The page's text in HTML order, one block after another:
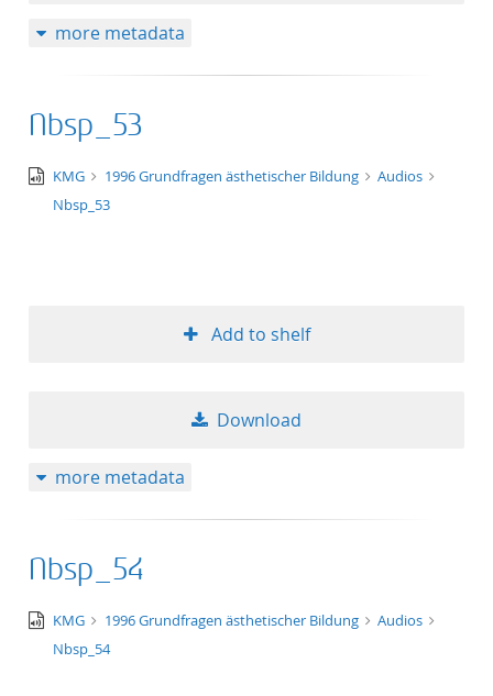
more metadata
Nbsp_53
audio/x-
wav
KMG 1996 Grundfragen ästhetischer Bildung
Audios
Nbsp_53
Add to shelf
Download
more metadata
Nbsp_54
audio/x-
wav
KMG 1996 Grundfragen ästhetischer Bildung
Audios
Nbsp_54